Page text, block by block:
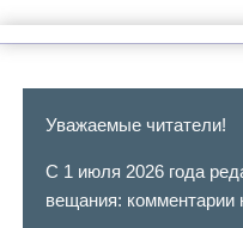
Уважаемые читатели!
С 1 июля 2026 года
вещания: комментарии